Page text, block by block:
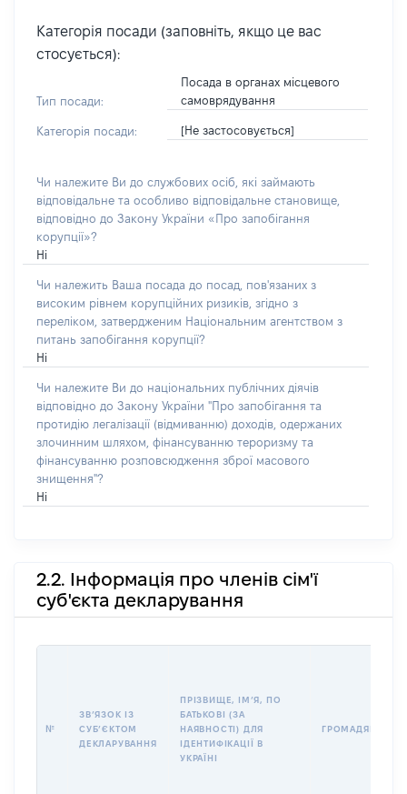
Категорія посади (заповніть, якщо це вас
стосується):
Тип посади:
Посада в органах місцевого
самоврядування
Категорія посади: [Не застосовується]
Чи належите Ви до службових осіб, які займають
відповідальне та особливо відповідальне становище,
відповідно до Закону України «Про запобігання
корупції»?
Ні
Чи належить Ваша посада до посад, пов'язаних з
високим рівнем корупційних ризиків, згідно з
переліком, затвердженим Національним агентством з
питань запобігання корупції?
Ні
Чи належите Ви до національних публічних діячів
відповідно до Закону України "Про запобігання та
протидію легалізації (відмиванню) доходів, одержаних
злочинним шляхом, фінансуванню тероризму та
фінансуванню розповсюдження зброї масового
знищення"?
Ні
2.2. Інформація про членів сім'ї
суб'єкта декларування
№
ЗВʼЯЗОК ІЗ
СУБʼЄКТОМ
ДЕКЛАРУВАННЯ
ПРІЗВИЩЕ, ІМʼЯ, ПО
БАТЬКОВІ (ЗА
НАЯВНОСТІ) ДЛЯ
ІДЕНТИФІКАЦІЇ В
УКРАЇНІ
ГРОМАДЯНСТВО